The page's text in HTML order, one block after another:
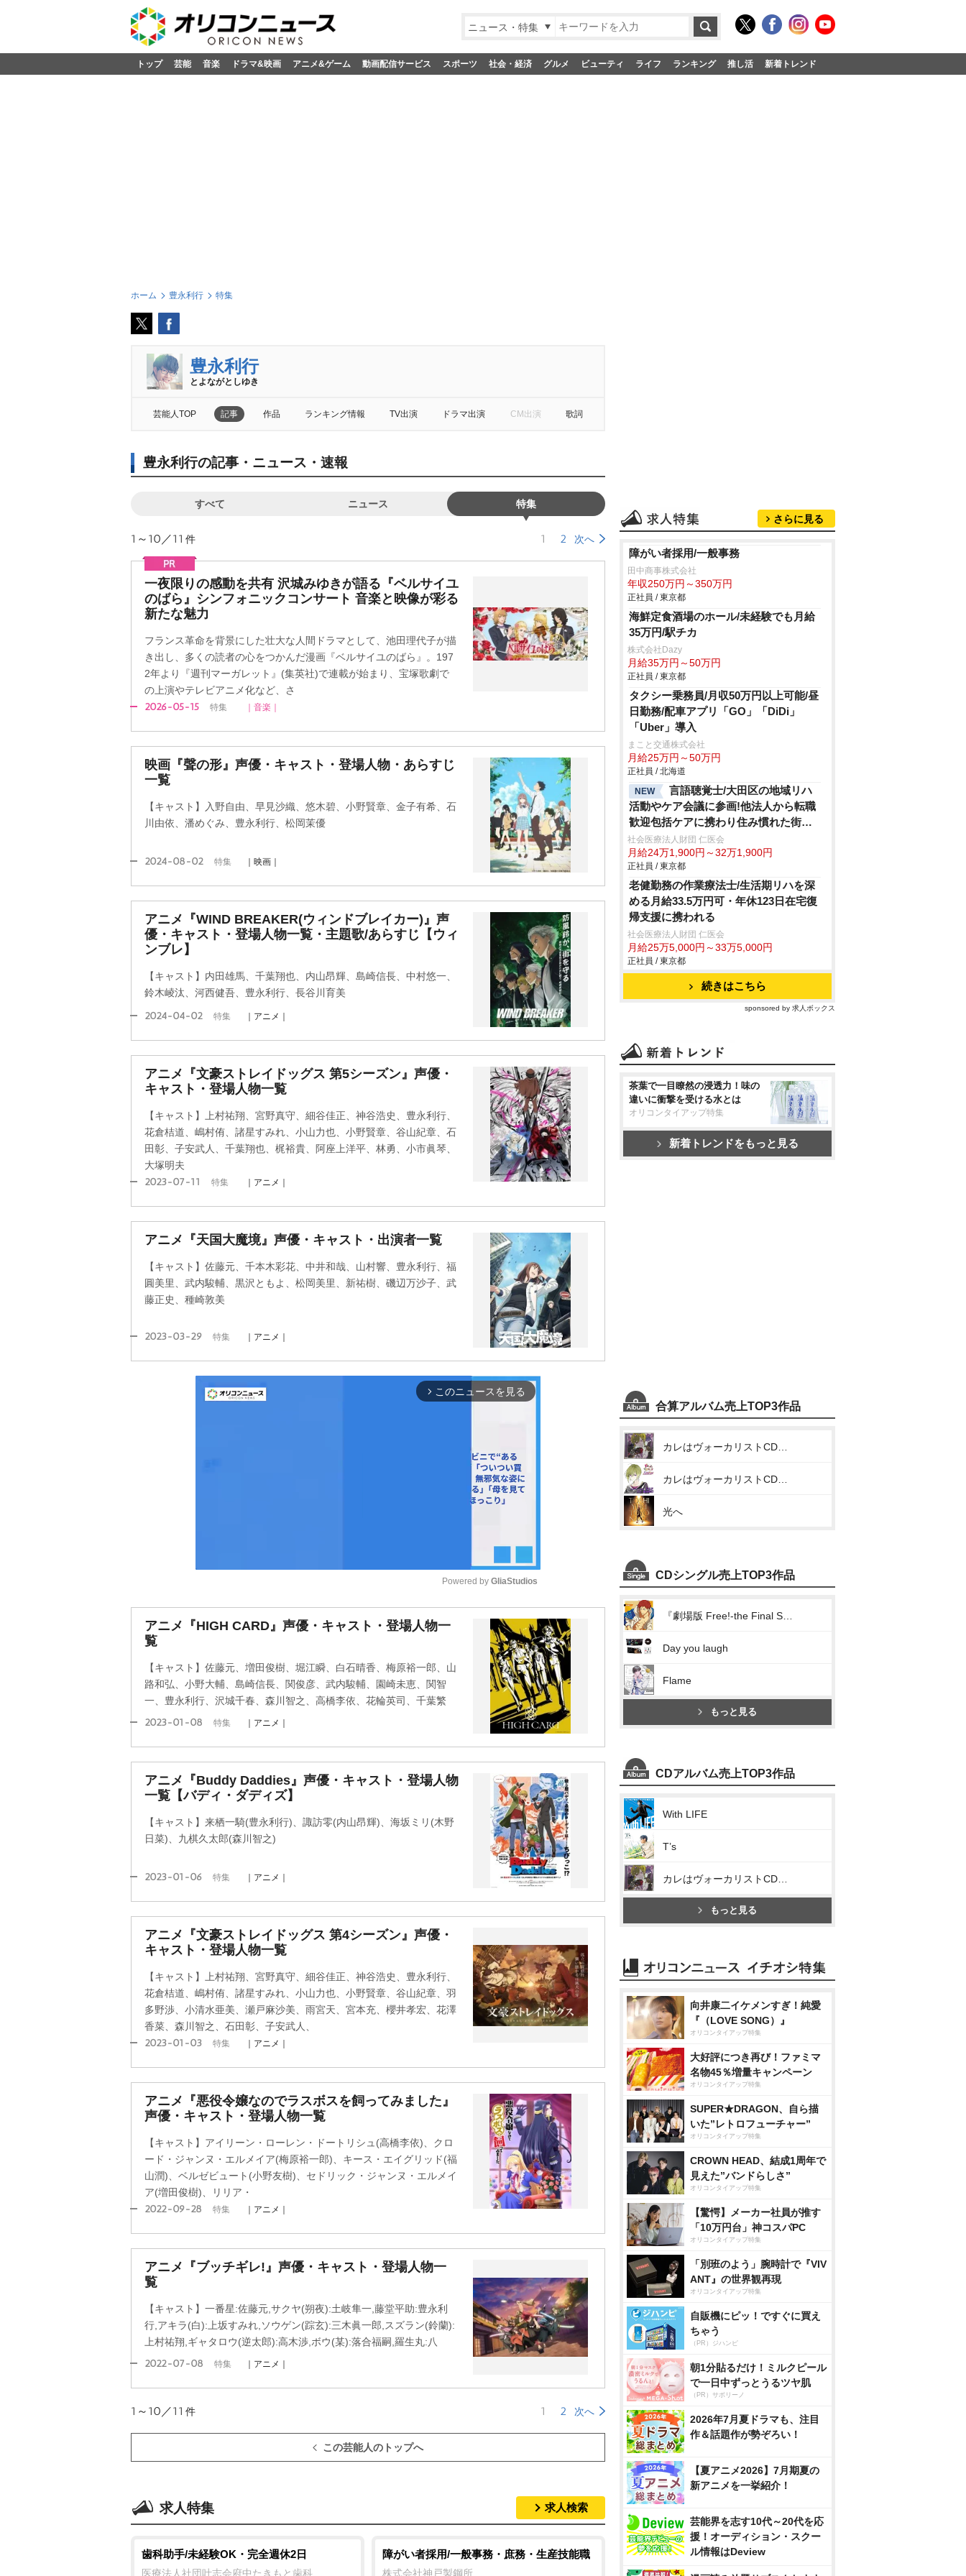
ニュース・特集
トップ 芸能 音楽 ドラマ&映画 アニメ&ゲーム 動画配信サービス スポーツ 社会・経済 グルメ ビューティ ライフ ランキング 推し活 新着トレンド
ホーム 豊永利行 特集
豊永利行
とよながとしゆき
芸能人TOP 記事 作品 ランキング情報 TV出演 ドラマ出演 CM出演 歌詞
豊永利行の記事・ニュース・速報
すべて ニュース 特集
1～10／11 件 1 2 次へ
一夜限りの感動を共有 沢城みゆきが語る『ベルサイユ
のばら』シンフォニックコンサート 音楽と映像が彩る
新たな魅力
フランス革命を背景にした壮大な人間ドラマとして、池田理代子が描
き出し、多くの読者の心をつかんだ漫画『ベルサイユのばら』。197
2年より『週刊マーガレット』(集英社)で連載が始まり、宝塚歌劇で
の上演やテレビアニメ化など、さ
2026-05-15 特集 ｜音楽｜
映画『聲の形』声優・キャスト・登場人物・あらすじ
一覧
【キャスト】入野自由、早見沙織、悠木碧、小野賢章、金子有希、石
川由依、潘めぐみ、豊永利行、松岡茉優
2024-08-02 特集 ｜映画｜
アニメ『WIND BREAKER(ウィンドブレイカー)』声
優・キャスト・登場人物一覧・主題歌/あらすじ【ウィ
ンブレ】
【キャスト】内田雄馬、千葉翔也、内山昂輝、島崎信長、中村悠一、
鈴木崚汰、河西健吾、豊永利行、長谷川育美
2024-04-02 特集 ｜アニメ｜
アニメ『文豪ストレイドッグス 第5シーズン』声優・
キャスト・登場人物一覧
【キャスト】上村祐翔、宮野真守、細谷佳正、神谷浩史、豊永利行、
花倉桔道、嶋村侑、諸星すみれ、小山力也、小野賢章、谷山紀章、石
田彰、子安武人、千葉翔也、梶裕貴、阿座上洋平、林勇、小市眞琴、
大塚明夫
2023-07-11 特集 ｜アニメ｜
アニメ『天国大魔境』声優・キャスト・出演者一覧
【キャスト】佐藤元、千本木彩花、中井和哉、山村響、豊永利行、福
圓美里、武内駿輔、黒沢ともよ、松岡美里、新祐樹、磯辺万沙子、武
藤正史、種崎敦美
2023-03-29 特集 ｜アニメ｜
arrow_forward_ios このニュースを見る
Powered by GliaStudios
アニメ『HIGH CARD』声優・キャスト・登場人物一
覧
【キャスト】佐藤元、増田俊樹、堀江瞬、白石晴香、梅原裕一郎、山
路和弘、小野大輔、島崎信長、関俊彦、武内駿輔、園崎未恵、関智
一、豊永利行、沢城千春、森川智之、高橋李依、花輪英司、千葉繁
2023-01-08 特集 ｜アニメ｜
アニメ『Buddy Daddies』声優・キャスト・登場人物
一覧【バディ・ダディズ】
【キャスト】来栖一騎(豊永利行)、諏訪零(内山昂輝)、海坂ミリ(木野
日菜)、九棋久太郎(森川智之)
2023-01-06 特集 ｜アニメ｜
アニメ『文豪ストレイドッグス 第4シーズン』声優・
キャスト・登場人物一覧
【キャスト】上村祐翔、宮野真守、細谷佳正、神谷浩史、豊永利行、
花倉桔道、嶋村侑、諸星すみれ、小山力也、小野賢章、谷山紀章、羽
多野渉、小清水亜美、瀬戸麻沙美、雨宮天、宮本充、櫻井孝宏、花澤
香菜、森川智之、石田彰、子安武人、
2023-01-03 特集 ｜アニメ｜
アニメ『悪役令嬢なのでラスボスを飼ってみました』
声優・キャスト・登場人物一覧
【キャスト】アイリーン・ローレン・ドートリシュ(高橋李依)、クロ
ード・ジャンヌ・エルメイア(梅原裕一郎)、キース・エイグリッド(福
山潤)、ベルゼビュート(小野友樹)、セドリック・ジャンヌ・エルメイ
ア(増田俊樹)、リリア・
2022-09-28 特集 ｜アニメ｜
アニメ『ブッチギレ!』声優・キャスト・登場人物一
覧
【キャスト】一番星:佐藤元,サクヤ(朔夜):土岐隼一,藤堂平助:豊永利
行,アキラ(白):上坂すみれ,ソウゲン(踪玄):三木眞一郎,スズラン(鈴蘭):
上村祐翔,ギャタロウ(逆太郎):高木渉,ボウ(某):落合福嗣,羅生丸:八
2022-07-08 特集 ｜アニメ｜
1～10／11 件 1 2 次へ
この芸能人のトップへ
求人特集 求人検索
歯科助手/未経験OK・完全週休2日
医療法人社団叶志会府中たきもと歯科
障がい者採用/一般事務・庶務・生産技能職
株式会社神戸製鋼所
さらに見る
障がい者採用/一般事務
田中商事株式会社
年収250万円～350万円
正社員 / 東京都
海鮮定食酒場のホール/未経験でも月給
35万円/駅チカ
株式会社Dazy
月給35万円～50万円
正社員 / 東京都
タクシー乗務員/月収50万円以上可能/昼
日勤務/配車アプリ「GO」「DiDi」
「Uber」導入
まこと交通株式会社
月給25万円～50万円
正社員 / 北海道
NEW
言語聴覚士/大田区の地域リハ
活動やケア会議に参画!他法人から転職
歓迎包括ケアに携わり住み慣れた街で
腰を据えて働く
社会医療法人財団 仁医会
月給24万1,900円～32万1,900円
正社員 / 東京都
老健勤務の作業療法士/生活期リハを深
める月給33.5万円可・年休123日在宅復
帰支援に携われる
社会医療法人財団 仁医会
月給25万5,000円～33万5,000円
正社員 / 東京都
続きはこちら
sponsored by 求人ボックス
茶葉で一目瞭然の浸透力！味の
違いに衝撃を受ける水とは
オリコンタイアップ特集
新着トレンドをもっと見る
合算アルバム売上TOP3作品
光へ
CDシングル売上TOP3作品
Day you laugh
Flame
もっと見る
CDアルバム売上TOP3作品
With LIFE
T’s
もっと見る
向井康二イケメンすぎ！純愛
『（LOVE SONG）』
オリコンタイアップ特集
大好評につき再び！ファミマ
名物45％増量キャンペーン
オリコンタイアップ特集
SUPER★DRAGON、自ら描
いた”レトロフューチャー”
オリコンタイアップ特集
CROWN HEAD、結成1周年で
見えた”バンドらしさ”
オリコンタイアップ特集
【驚愕】メーカー社員が推す
「10万円台」神コスパPC
オリコンタイアップ特集
「別班のよう」腕時計で『VIV
ANT』の世界観再現
オリコンタイアップ特集
自販機にピッ！ですぐに買え
ちゃう
（PR）ジハンピ
朝1分貼るだけ！ミルクピール
で一日中ずっとうるツヤ肌
（PR）サボリーノ
2026年7月夏ドラマも、注目
作＆話題作が勢ぞろい！
【夏アニメ2026】7月期夏の
新アニメを一挙紹介！
芸能界を志す10代～20代を応
援！オーディション・スクー
ル情報はDeview